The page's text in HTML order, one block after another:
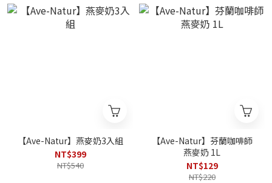
【Ave-Natur】燕麥奶3入組
NT$399
NT$540
【Ave-Natur】芬蘭咖啡師
燕麥奶 1L
NT$129
NT$220